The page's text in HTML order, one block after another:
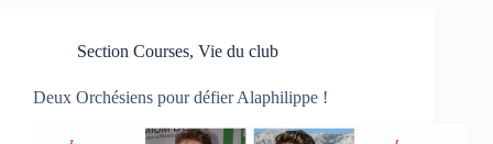
Section Courses, Vie du club
Deux Orchésiens pour défier Alaphilippe !